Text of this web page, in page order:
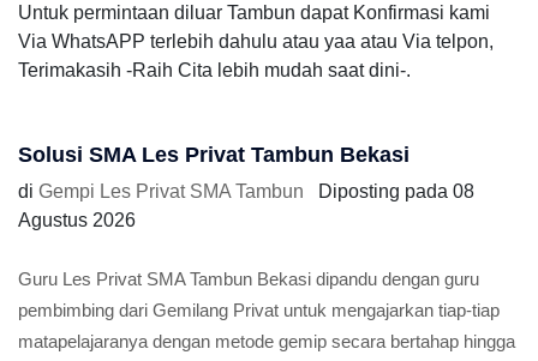
Untuk permintaan diluar Tambun dapat Konfirmasi kami
Via WhatsAPP terlebih dahulu atau yaa atau Via telpon,
Terimakasih -Raih Cita lebih mudah saat dini-.
Solusi SMA Les Privat Tambun Bekasi
di Gempi Les Privat SMA Tambun Diposting pada 08
Agustus 2026
Guru Les Privat SMA Tambun Bekasi dipandu dengan guru
pembimbing dari Gemilang Privat untuk mengajarkan tiap-tiap
matapelajaranya dengan metode gemip secara bertahap hingga